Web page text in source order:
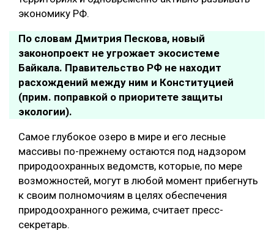
экономику РФ.
По словам Дмитрия Пескова, новый
законопроект не угрожает экосистеме
Байкала. Правительство РФ не находит
расхождений между ним и Конституцией
(прим. поправкой о приоритете защиты
экологии).
Самое глубокое озеро в мире и его лесные
массивы по-прежнему остаются под надзором
природоохранных ведомств, которые, по мере
возможностей, могут в любой момент прибегнуть
к своим полномочиям в целях обеспечения
природоохранного режима, считает пресс-
секретарь.